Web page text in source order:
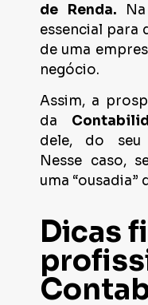
de Renda.
essencial para
de uma
negócio.
Assim, a
da
dele, do seu
Nesse caso,
uma “ousadia”
Dicas